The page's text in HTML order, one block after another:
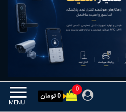
MENU
0
0 تومان